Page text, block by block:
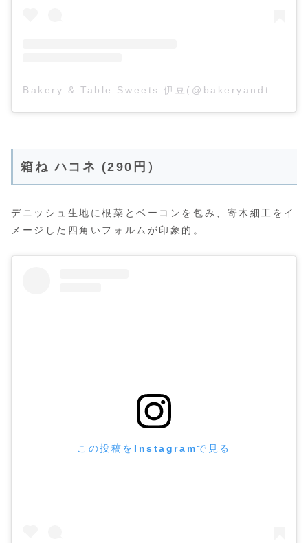
箱ね ハコネ (290円）
デニッシュ生地に根菜とベーコンを包み、寄木細工をイ
メージした四角いフォルムが印象的。
この投稿をInstagramで見る